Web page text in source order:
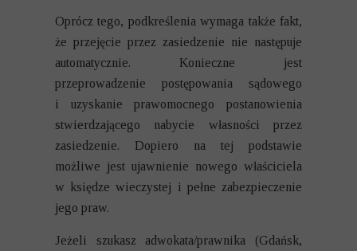
Oprócz tego, podkreślenia wymaga także fakt,
że przejęcie przez zasiedzenie nie następuje
automatycznie. Konieczne jest
przeprowadzenie postępowania sądowego
i uzyskanie prawomocnego postanowienia
stwierdzającego nabycie własności przez
zasiedzenie. Dopiero na tej podstawie
możliwe jest ujawnienie nowego właściciela
w księdze wieczystej i pełne zabezpieczenie
jego praw.
Jeżeli szukasz adwokata/prawnika (Gdańsk,